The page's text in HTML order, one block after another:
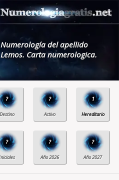
Numerología del apellido
Lemos. Carta numerologica.
? ? 1
? ? ?